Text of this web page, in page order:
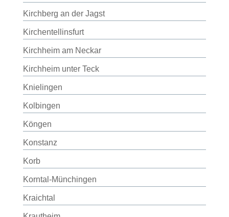
Kirchberg an der Jagst
Kirchentellinsfurt
Kirchheim am Neckar
Kirchheim unter Teck
Knielingen
Kolbingen
Köngen
Konstanz
Korb
Korntal-Münchingen
Kraichtal